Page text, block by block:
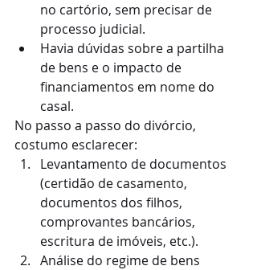
no cartório, sem precisar de
processo judicial.
Havia dúvidas sobre a partilha
de bens e o impacto de
financiamentos em nome do
casal.
No passo a passo do divórcio,
costumo esclarecer:
Levantamento de documentos
(certidão de casamento,
documentos dos filhos,
comprovantes bancários,
escritura de imóveis, etc.).
Análise do regime de bens